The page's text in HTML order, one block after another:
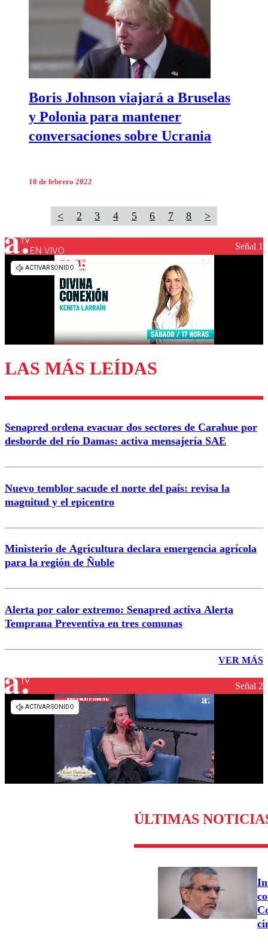
Boris Johnson viajará a Bruselas
y Polonia para mantener
conversaciones sobre Ucrania
10 de febrero 2022
< 2 3 4 5 6 7 8 >
EN VIVO Señal 1
LAS MÁS LEÍDAS
Senapred ordena evacuar dos sectores de Carahue por
desborde del río Damas: activa mensajería SAE
Nuevo temblor sacude el norte del país: revisa la
magnitud y el epicentro
Ministerio de Agricultura declara emergencia agrícola
para la región de Ñuble
Alerta por calor extremo: Senapred activa Alerta
Temprana Preventiva en tres comunas
VER MÁS
Señal 2
ÚLTIMAS